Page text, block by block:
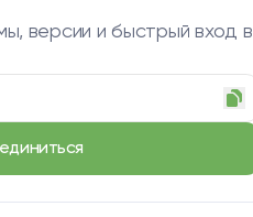
версии и быстрый вход в